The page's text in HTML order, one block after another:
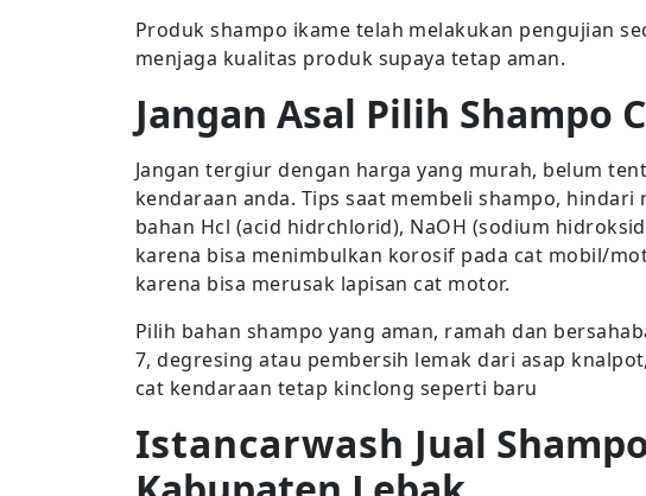
Produk shampo ikame telah melakukan pengujian
menjaga kualitas produk supaya tetap aman.
Jangan Asal Pilih Shampo
Jangan tergiur dengan harga yang murah, belum
kendaraan anda. Tips saat membeli shampo,
bahan Hcl (acid hidrchlorid), NaOH (sodium
karena bisa menimbulkan korosif pada cat mobil/
karena bisa merusak lapisan cat motor.
Pilih bahan shampo yang aman, ramah dan
7, degresing atau pembersih lemak dari asap
cat kendaraan tetap kinclong seperti baru
Istancarwash Jual